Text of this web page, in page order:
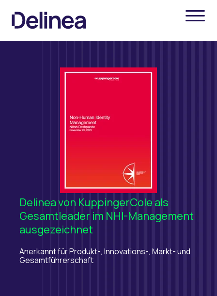
Delinea von KuppingerCole als
Gesamtleader im NHI-Management
ausgezeichnet
Anerkannt für Produkt-, Innovations-, Markt- und
Gesamtführerschaft